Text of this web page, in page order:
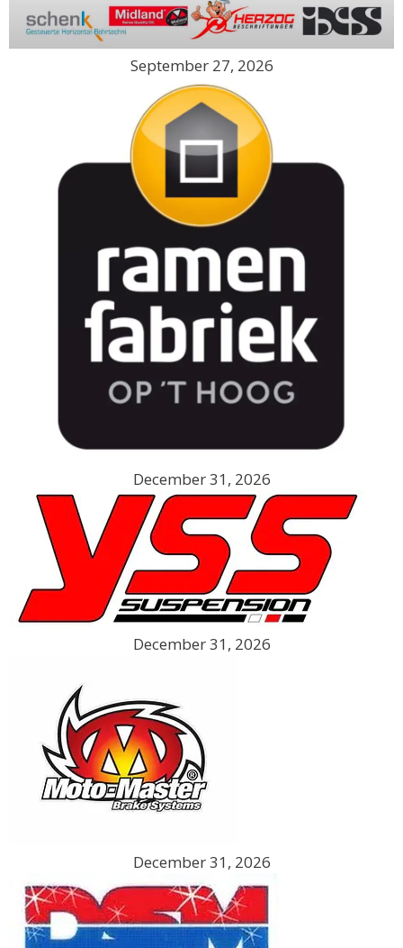
September 27, 2026
December 31, 2026
December 31, 2026
December 31, 2026